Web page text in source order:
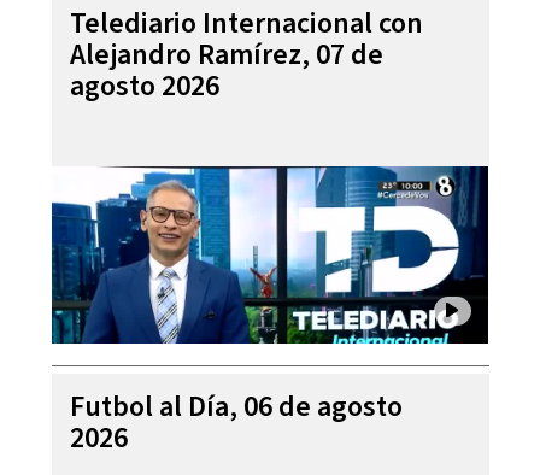
Telediario Internacional con
Alejandro Ramírez, 07 de
agosto 2026
Futbol al Día, 06 de agosto
2026